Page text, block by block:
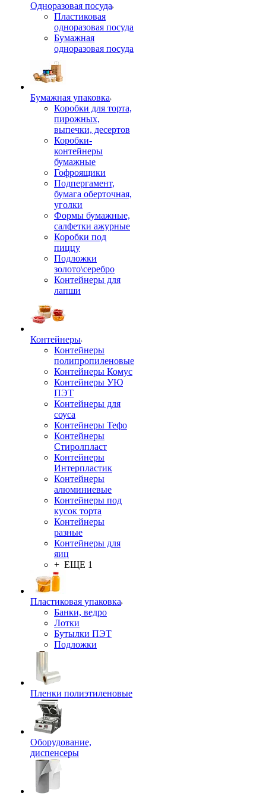
Одноразовая посуда
Пластиковая
одноразовая посуда
Бумажная
одноразовая посуда
Бумажная упаковка
Коробки для торта,
пирожных,
выпечки, десертов
Коробки-
контейнеры
бумажные
Гофроящики
Подпергамент,
бумага оберточная,
уголки
Формы бумажные,
салфетки ажурные
Коробки под
пиццу
Подложки
золото\серебро
Контейнеры для
лапши
Контейнеры
Контейнеры
полипропиленовые
Контейнеры Комус
Контейнеры УЮ
ПЭТ
Контейнеры для
соуса
Контейнеры Тефо
Контейнеры
Стиролпласт
Контейнеры
Интерпластик
Контейнеры
алюминиевые
Контейнеры под
кусок торта
Контейнеры
разные
Контейнеры для
яиц
+ ЕЩЕ 1
Пластиковая упаковка
Банки, ведро
Лотки
Бутылки ПЭТ
Подложки
Пленки полиэтиленовые
Оборудование,
диспенсеры